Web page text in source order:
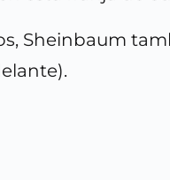
Sheinbaum